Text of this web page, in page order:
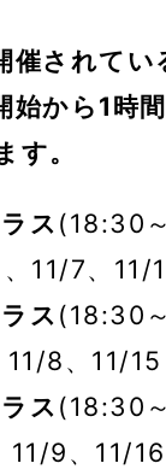
催されてい
始から1時
す。
ス(18:30
11/7、11/
ス(18:30
8、11/15
ス(18:30
9、11/16